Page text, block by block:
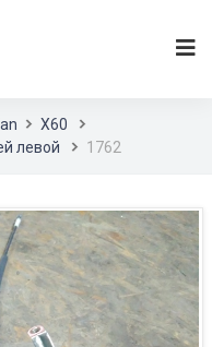
X60
левой 1762